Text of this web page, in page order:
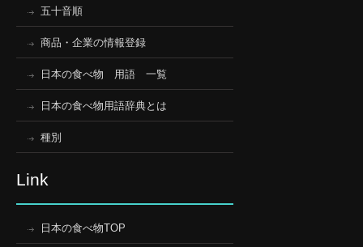
五十音順
商品・企業の情報登録
日本の食べ物 用語 一覧
日本の食べ物用語辞典とは
種別
Link
日本の食べ物TOP